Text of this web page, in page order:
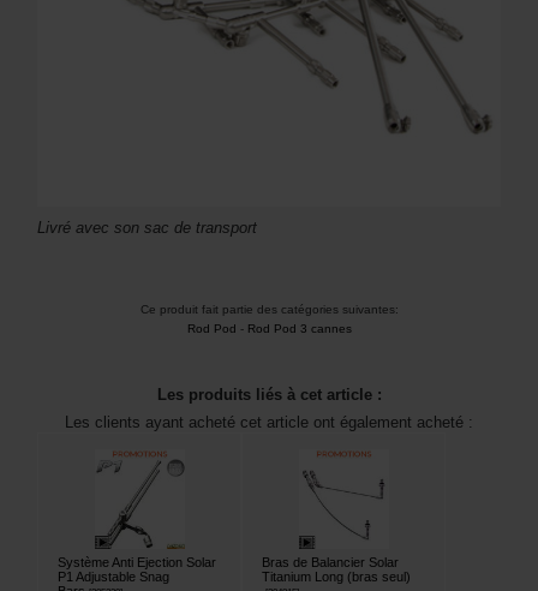
Livré avec son sac de transport
Ce produit fait partie des catégories suivantes:
Rod Pod - Rod Pod 3 cannes
Les produits liés à cet article :
Les clients ayant acheté cet article ont également acheté :
Système Anti Ejection Solar
P1 Adjustable Snag
Bras de Balancier Solar
Titanium Long (bras seul)